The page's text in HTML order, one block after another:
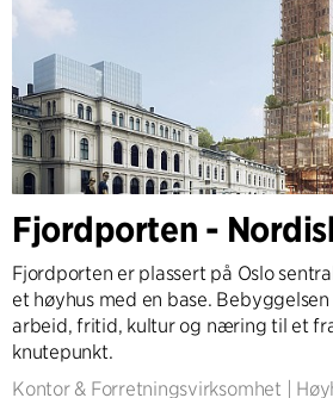
Fjordporten -
Fjordporten er plassert på Oslo
et høyhus med en base.
arbeid, fritid, kultur og næring til et
knutepunkt.
Kontor & Forretningsvirksomhet